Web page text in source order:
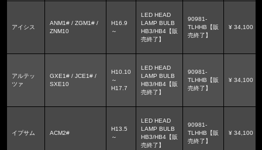
アイシス
ANM1# / ZGM1# /
ZNM10
H16.9
～
LED HEAD
LAMP BULB
HB3/HB4【販
売終了】
90981-
TLHHB【販
売終了】
¥ 34,100
アルテッ
ツァ
GXE1# / JCE1# /
SXE10
H10.10
～
H17.7
LED HEAD
LAMP BULB
HB3/HB4【販
売終了】
90981-
TLHHB【販
売終了】
¥ 34,100
イプサム ACM2#
H13.5
～
LED HEAD
LAMP BULB
HB3/HB4【販
売終了】
90981-
TLHHB【販
売終了】
¥ 34,100